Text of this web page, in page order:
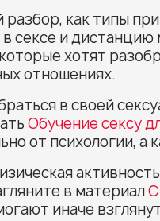
как типы
сексе и
хотят
отношениях.
в своей
Обучение сексу
от психологии, а
в материал
иначе